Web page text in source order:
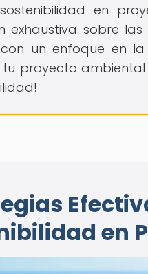
en
exhaustiva sobre
con un enfoque en
proyecto
en